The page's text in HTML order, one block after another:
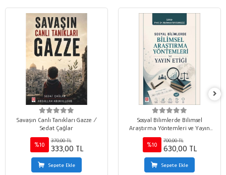
Savaşın Canlı Tanıkları Gazze /
Sedat Çağlar
%10
370,00 TL
333,00 TL
Sepete Ekle
Sosyal Bilimlerde Bilimsel
Araştırma Yöntemleri ve Yayın
Etiği / Mehmet Marangoz
%10
700,00 TL
630,00 TL
Sepete Ekle